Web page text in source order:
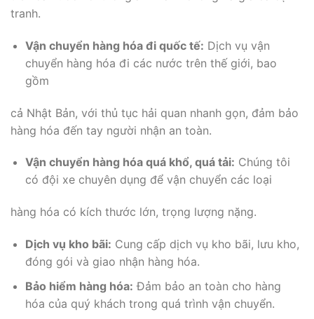
tranh.
Vận chuyển hàng hóa đi quốc tế: Dịch vụ vận
chuyển hàng hóa đi các nước trên thế giới, bao
gồm
cả Nhật Bản, với thủ tục hải quan nhanh gọn, đảm bảo
hàng hóa đến tay người nhận an toàn.
Vận chuyển hàng hóa quá khổ, quá tải: Chúng tôi
có đội xe chuyên dụng để vận chuyển các loại
hàng hóa có kích thước lớn, trọng lượng nặng.
Dịch vụ kho bãi: Cung cấp dịch vụ kho bãi, lưu kho,
đóng gói và giao nhận hàng hóa.
Bảo hiểm hàng hóa: Đảm bảo an toàn cho hàng
hóa của quý khách trong quá trình vận chuyển.